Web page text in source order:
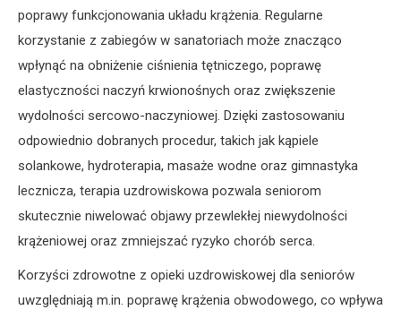
poprawy funkcjonowania układu krążenia. Regularne
korzystanie z zabiegów w sanatoriach może znacząco
wpłynąć na obniżenie ciśnienia tętniczego, poprawę
elastyczności naczyń krwionośnych oraz zwiększenie
wydolności sercowo-naczyniowej. Dzięki zastosowaniu
odpowiednio dobranych procedur, takich jak kąpiele
solankowe, hydroterapia, masaże wodne oraz gimnastyka
lecznicza, terapia uzdrowiskowa pozwala seniorom
skutecznie niwelować objawy przewlekłej niewydolności
krążeniowej oraz zmniejszać ryzyko chorób serca.
Korzyści zdrowotne z opieki uzdrowiskowej dla seniorów
uwzględniają m.in. poprawę krążenia obwodowego, co wpływa